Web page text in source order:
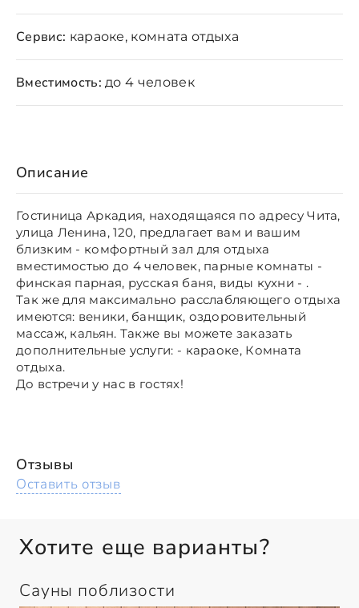
Описание
Гостиница Аркадия, находящаяся по адресу Чита,
улица Ленина, 120, предлагает вам и вашим
близким - комфортный зал для отдыха
вместимостью до 4 человек, парные комнаты -
финская парная, русская баня, виды кухни - .
Так же для максимально расслабляющего отдыха
имеются: веники, банщик, оздоровительный
массаж, кальян. Также вы можете заказать
дополнительные услуги: - караоке, Комната
отдыха.
До встречи у нас в гостях!
Сервис: караоке, комната отдыха
Вместимость: до 4 человек
Отзывы
Оставить отзыв
Хотите еще варианты?
Сауны поблизости